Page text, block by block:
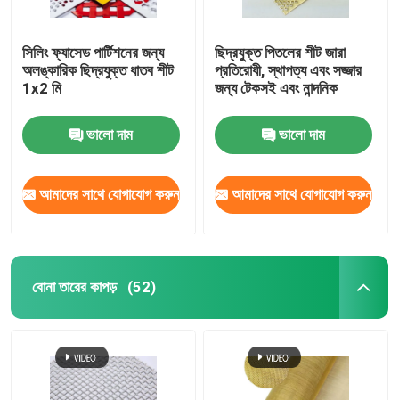
সিলিং ফ্যাসেড পার্টিশনের জন্য
অলঙ্কারিক ছিদ্রযুক্ত ধাতব শীট
1x2 মি
ভালো দাম
আমাদের সাথে যোগাযোগ করুন
ছিদ্রযুক্ত পিতলের শীট জারা
প্রতিরোধী, স্থাপত্য এবং সজ্জার
জন্য টেকসই এবং নান্দনিক
ভালো দাম
আমাদের সাথে যোগাযোগ করুন
বোনা তারের কাপড় (52)